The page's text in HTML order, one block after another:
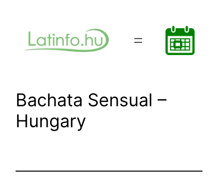
tartalomhoz
Bachata Sensual –
Hungary